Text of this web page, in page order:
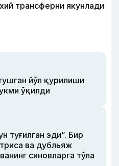
трансферни якунлади
йўл қурилиши
ўқилди
туғилган эди”. Бир
ва дубльяж
синовларга тўла